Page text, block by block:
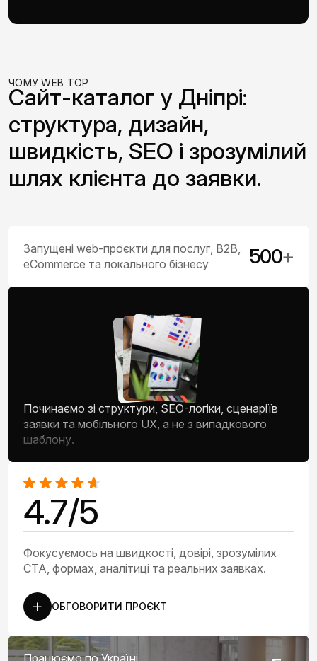
ЧОМУ WEB TOP
Сайт-каталог у Дніпрі:
структура, дизайн,
швидкість, SEO і зрозумілий
шлях клієнта до заявки.
Запущені web-проєкти для послуг, B2B,
eCommerce та локального бізнесу
500+
Починаємо зі структури, SEO-логіки, сценаріїв
заявки та мобільного UX, а не з випадкового
шаблону.
4.7/5
Фокусуємось на швидкості, довірі, зрозумілих
CTA, формах, аналітиці та реальних заявках.
ОБГОВОРИТИ ПРОЄКТ
Працюємо по Україні